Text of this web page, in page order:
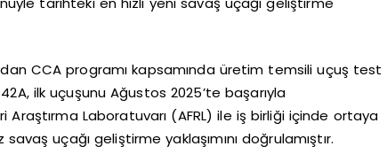
CCA programı kapsamında üretim temsili uçuş test
ilk uçuşunu Ağustos 2025’te başarıyla
Laboratuvarı (AFRL) ile iş birliği içinde ortaya
uçağı geliştirme yaklaşımını doğrulamıştır.